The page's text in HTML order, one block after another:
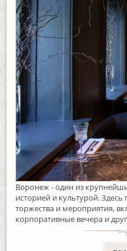
Воронеж - один из
историей и культурой.
торжества и мероприятия,
корпоративные вечера и